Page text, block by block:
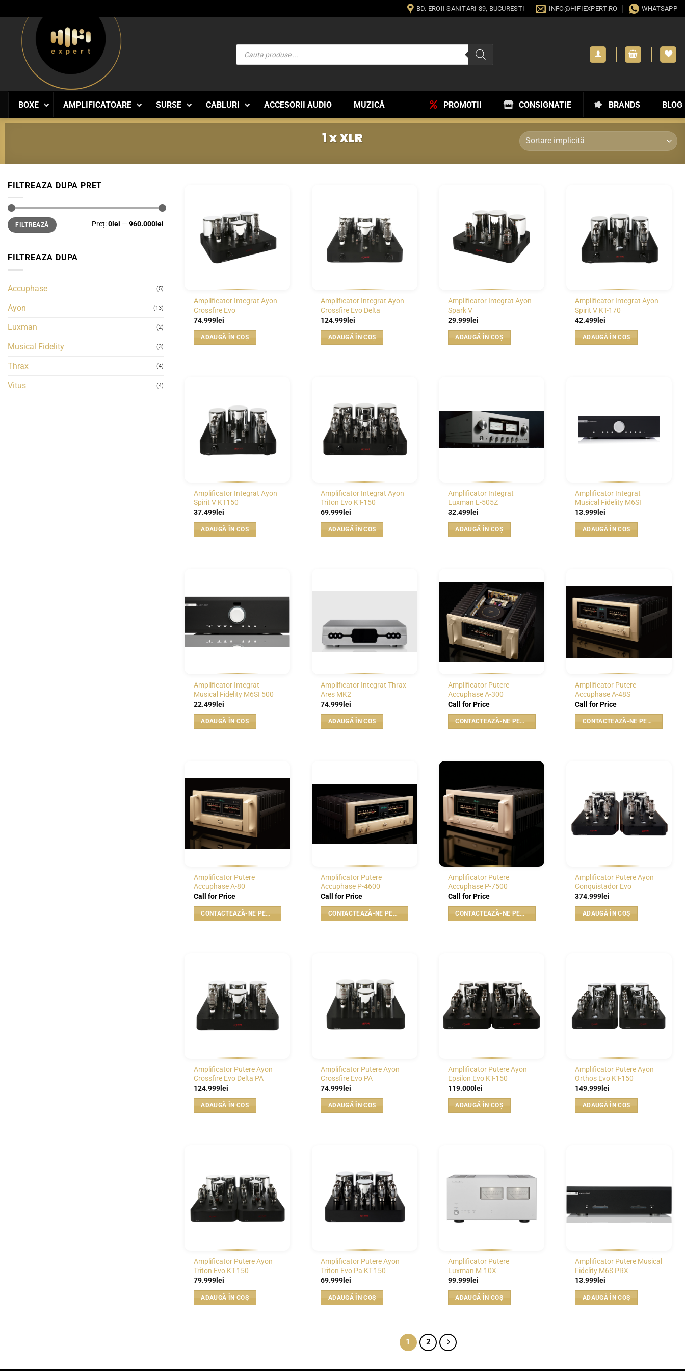
to
content
BD. EROII SANITARI 89, BUCURESTI INFO@HIFIEXPERT.RO WHATSAPP
Products
search
BOXE AMPLIFICATOARE SURSE CABLURI ACCESORII AUDIO MUZICĂ BLOG
BRANDS
CONSIGNATIE
PROMOTII
1 x XLR
FILTREAZA DUPA PRET
Preț
minim
Preț
maximFILTREAZĂ Preț:0lei —960.000lei
FILTREAZA DUPA
Accuphase (5)
Ayon (13)
Luxman (2)
Musical Fidelity (3)
Thrax (4)
Vitus (4)
WISHLIST
Amplificator Integrat Ayon
Crossfire Evo
74.999lei
ADAUGĂ ÎN COȘ
Amplificator Integrat Ayon
Crossfire Evo Delta
124.999 lei
ADAUGĂ ÎN COȘ
WISHLIST
Amplificator Integrat Ayon
Spark V
29.999lei
ADAUGĂ ÎN COȘ
WISHLIST
Amplificator Integrat Ayon
Spirit V KT-170
42.499 lei
ADAUGĂ ÎN COȘ
WISHLIST
Amplificator Integrat Ayon
Spirit V KT150
37.499lei
ADAUGĂ ÎN COȘ
WISHLIST
Amplificator Integrat Ayon
Triton Evo KT-150
69.999 lei
ADAUGĂ ÎN COȘ
Amplificator Integrat
Luxman L-505Z
32.499lei
ADAUGĂ ÎN COȘ
Amplificator Integrat
Musical Fidelity M6SI
13.999 lei
ADAUGĂ ÎN COȘ
WISHLIST
Amplificator Integrat
Musical Fidelity M6SI 500
22.499lei
ADAUGĂ ÎN COȘ
Amplificator Integrat Thrax
Ares MK2
74.999 lei
ADAUGĂ ÎN COȘ
WISHLIST
Amplificator Putere
Accuphase A-300
Call for Price
CONTACTEAZĂ-NE PENTRU PREȚ
WISHLIST
Amplificator Putere
Accuphase A-48S
Call for Price
CONTACTEAZĂ-NE PENTRU PREȚ
WISHLIST
Amplificator Putere
Accuphase A-80
Call for Price
CONTACTEAZĂ-NE PENTRU PREȚ
WISHLIST
Amplificator Putere
Accuphase P-4600
Call for Price
CONTACTEAZĂ-NE PENTRU PREȚ
WISHLIST
Amplificator Putere
Accuphase P-7500
Call for Price
CONTACTEAZĂ-NE PENTRU PREȚ
WISHLIST
Amplificator Putere Ayon
Conquistador Evo
374.999 lei
ADAUGĂ ÎN COȘ
WISHLIST
Amplificator Putere Ayon
Crossfire Evo Delta PA
124.999lei
ADAUGĂ ÎN COȘ
WISHLIST
Amplificator Putere Ayon
Crossfire Evo PA
74.999 lei
ADAUGĂ ÎN COȘ
WISHLIST
Amplificator Putere Ayon
Epsilon Evo KT-150
119.000lei
ADAUGĂ ÎN COȘ
WISHLIST
Amplificator Putere Ayon
Orthos Evo KT-150
149.999 lei
ADAUGĂ ÎN COȘ
WISHLIST
Amplificator Putere Ayon
Triton Evo KT-150
79.999lei
ADAUGĂ ÎN COȘ
WISHLIST
Amplificator Putere Ayon
Triton Evo Pa KT-150
69.999lei
ADAUGĂ ÎN COȘ
WISHLIST
Amplificator Putere
Luxman M-10X
99.999lei
ADAUGĂ ÎN COȘ
Amplificator Putere Musical
Fidelity M6S PRX
13.999lei
ADAUGĂ ÎN COȘ
1 2